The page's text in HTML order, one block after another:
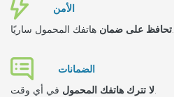
الأمن
تحافظ على ضمانهاتفك المحمول ساريًا.
الضمانات
لا تترك هاتفك المحمولفي أي وقت.